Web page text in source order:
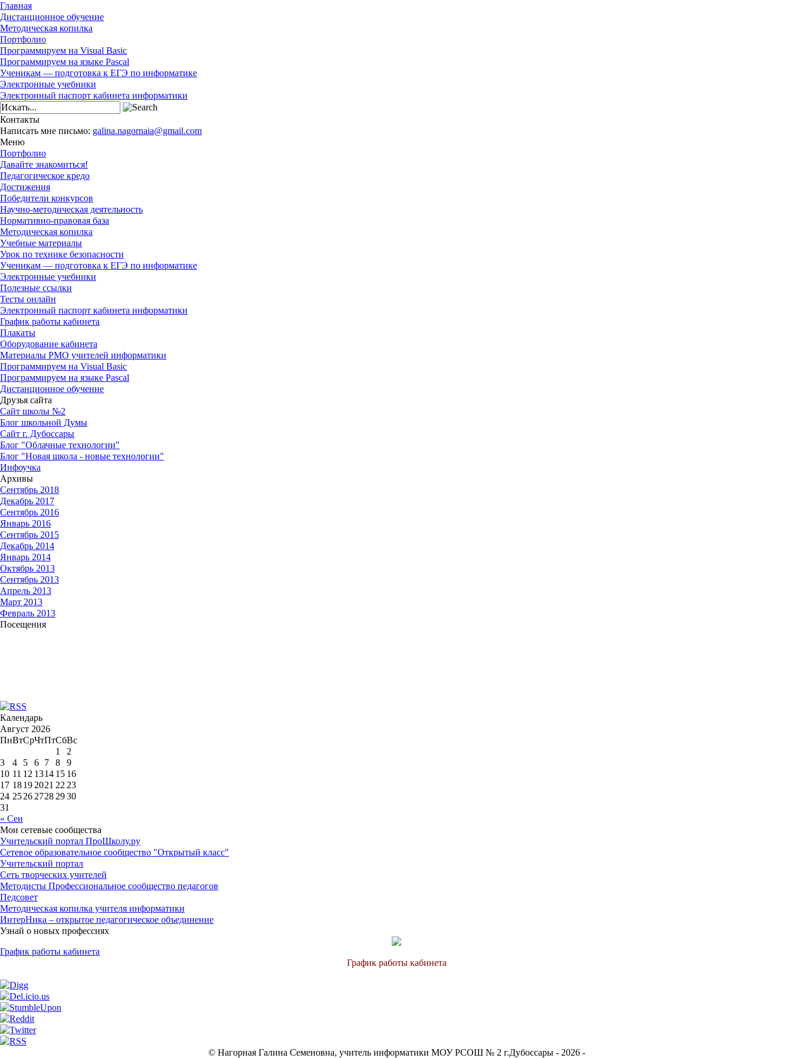
Главная
Дистанционное обучение
Методическая копилка
Портфолио
Программируем на Visual Basic
Программируем на языке Pascal
Ученикам — подготовка к ЕГЭ по информатике
Электронные учебники
Электронный паспорт кабинета информатики
Контакты
Написать мне письмо: galina.nagornaia@gmail.com
Меню
Портфолио
Давайте знакомиться!
Педагогическое кредо
Достижения
Победители конкурсов
Научно-методическая деятельность
Нормативно-правовая база
Методическая копилка
Учебные материалы
Урок по технике безопасности
Ученикам — подготовка к ЕГЭ по информатике
Электронные учебники
Полезные ссылки
Тесты онлайн
Электронный паспорт кабинета информатики
График работы кабинета
Плакаты
Оборудование кабинета
Материалы РМО учителей информатики
Программируем на Visual Basic
Программируем на языке Pascal
Дистанционное обучение
Друзья сайта
Сайт школы №2
Блог школьной Думы
Сайт г. Дубоссары
Блог "Облачные технологии"
Блог "Новая школа - новые технологии"
Инфоучка
Архивы
Сентябрь 2018
Декабрь 2017
Сентябрь 2016
Январь 2016
Сентябрь 2015
Декабрь 2014
Январь 2014
Октябрь 2013
Сентябрь 2013
Апрель 2013
Март 2013
Февраль 2013
Посещения
Календарь
Август 2026
ПнВтСрЧтПтСбВс
1
2
3
4 5 6 7 8
9
10 11 12 1314 15 16
17 1819 2021 22 23
24 2526 2728 2930
31
« Сен
Мои сетевые сообщества
Учительский портал ПроШколу.ру
Сетевое образовательное сообщество "Открытый класс"
Учительский портал
Сеть творческих учителей
Методисты Профессиональное сообщество педагогов
Педсовет
Методическая копилка учителя информатики
ИнтерНика – открытое педагогическое объединение
Узнай о новых профессиях
График работы кабинета
График работы кабинета
© Нагорная Галина Семеновна, учитель информатики МОУ РСОШ № 2 г.Дубоссары - 2026 -